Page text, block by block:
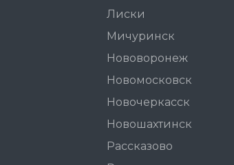
Лиски
Мичуринск
Нововоронеж
Новомосковск
Новочеркасск
Новошахтинск
Рассказово